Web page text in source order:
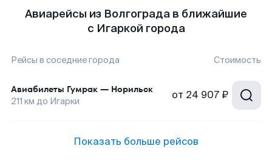
Авиарейсы из Волгограда в ближайшие
с Игаркой города
Рейсы в соседние города Стоимость
Авиабилеты Гумрак — Норильск
211 км до Игарки от 24 907 ₽
Показать больше рейсов